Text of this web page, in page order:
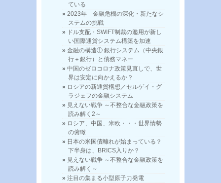
ている
2023年 金融危機の深化・新たなシ
ステムの挑戦
ドル支配・SWIFT制裁の濫用が新し
い国際通貨システム構築を加速
金融の構造① 銀行システム（中央銀
行＋銀行）と債務マネー
中国のゼロコロナ政策見直しで、世
界は安定に向かえるか？
ロシアの新通貨構想／セルゲイ・グ
ラジェフの金融システム
見えない戦争 ～不整合な金融政策を
読み解く2～
ロシア、中国、米欧・・・世界情勢
の俯瞰
日本の米国債離れが始まっている？
下半身は、BRICS入りか？
見えない戦争 ～不整合な金融政策を
読み解く～
注目の集まる小型原子力発電